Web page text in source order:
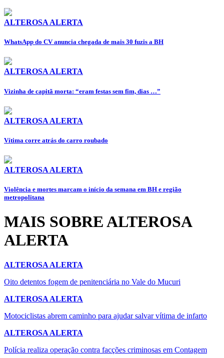
ALTEROSA ALERTA
WhatsApp do CV anuncia chegada de mais 30 fuzis a BH
ALTEROSA ALERTA
Vizinha de capitã morta: “eram festas sem fim, dias …”
ALTEROSA ALERTA
Vítima corre atrás do carro roubado
ALTEROSA ALERTA
Violência e mortes marcam o início da semana em BH e região
metropolitana
MAIS SOBRE ALTEROSA
ALERTA
ALTEROSA ALERTA
Oito detentos fogem de penitenciária no Vale do Mucuri
ALTEROSA ALERTA
Motociclistas abrem caminho para ajudar salvar vítima de infarto
ALTEROSA ALERTA
Polícia realiza operação contra facções criminosas em Contagem